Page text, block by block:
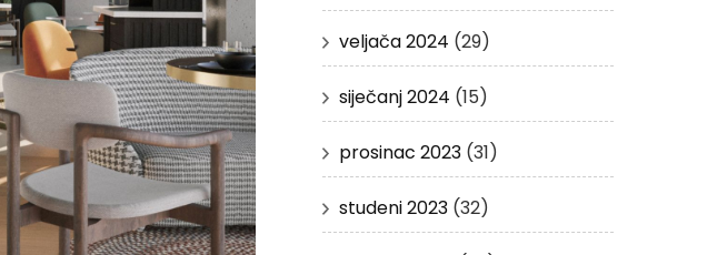
veljača 2024 (29)
siječanj 2024 (15)
prosinac 2023(31)
studeni 2023(32)